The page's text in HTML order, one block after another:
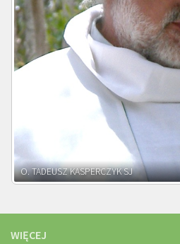
O. ADNRZEJ LEŚNIARA SJ
WIĘCEJ